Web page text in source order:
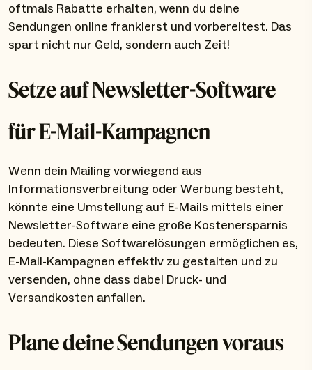
oftmals Rabatte erhalten, wenn du deine
Sendungen online frankierst und vorbereitest. Das
spart nicht nur Geld, sondern auch Zeit!
Setze auf Newsletter-Software
für E-Mail-Kampagnen
Wenn dein Mailing vorwiegend aus
Informationsverbreitung oder Werbung besteht,
könnte eine Umstellung auf E-Mails mittels einer
Newsletter-Software eine große Kostenersparnis
bedeuten. Diese Softwarelösungen ermöglichen es,
E-Mail-Kampagnen effektiv zu gestalten und zu
versenden, ohne dass dabei Druck- und
Versandkosten anfallen.
Plane deine Sendungen voraus